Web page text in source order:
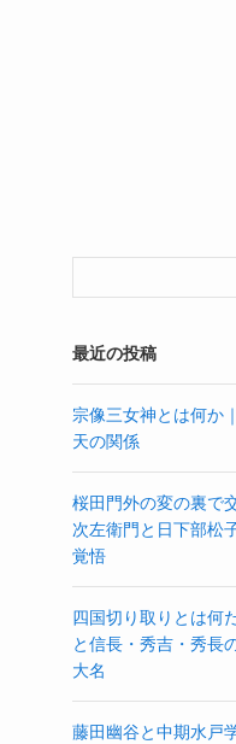
最近の投稿
宗像三女神とは何か
天の関係
桜田門外の変の裏
次左衛門と日下部松
覚悟
四国切り取りとは何
と信長・秀吉・秀長
大名
藤田幽谷と中期水戸